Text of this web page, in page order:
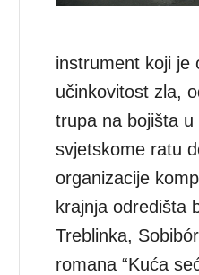
instrument koji je
učinkovitost zla,
trupa na bojišta u
svjetskome ratu
organizacije
krajnja odredišta
Treblinka,
romana “Kuća